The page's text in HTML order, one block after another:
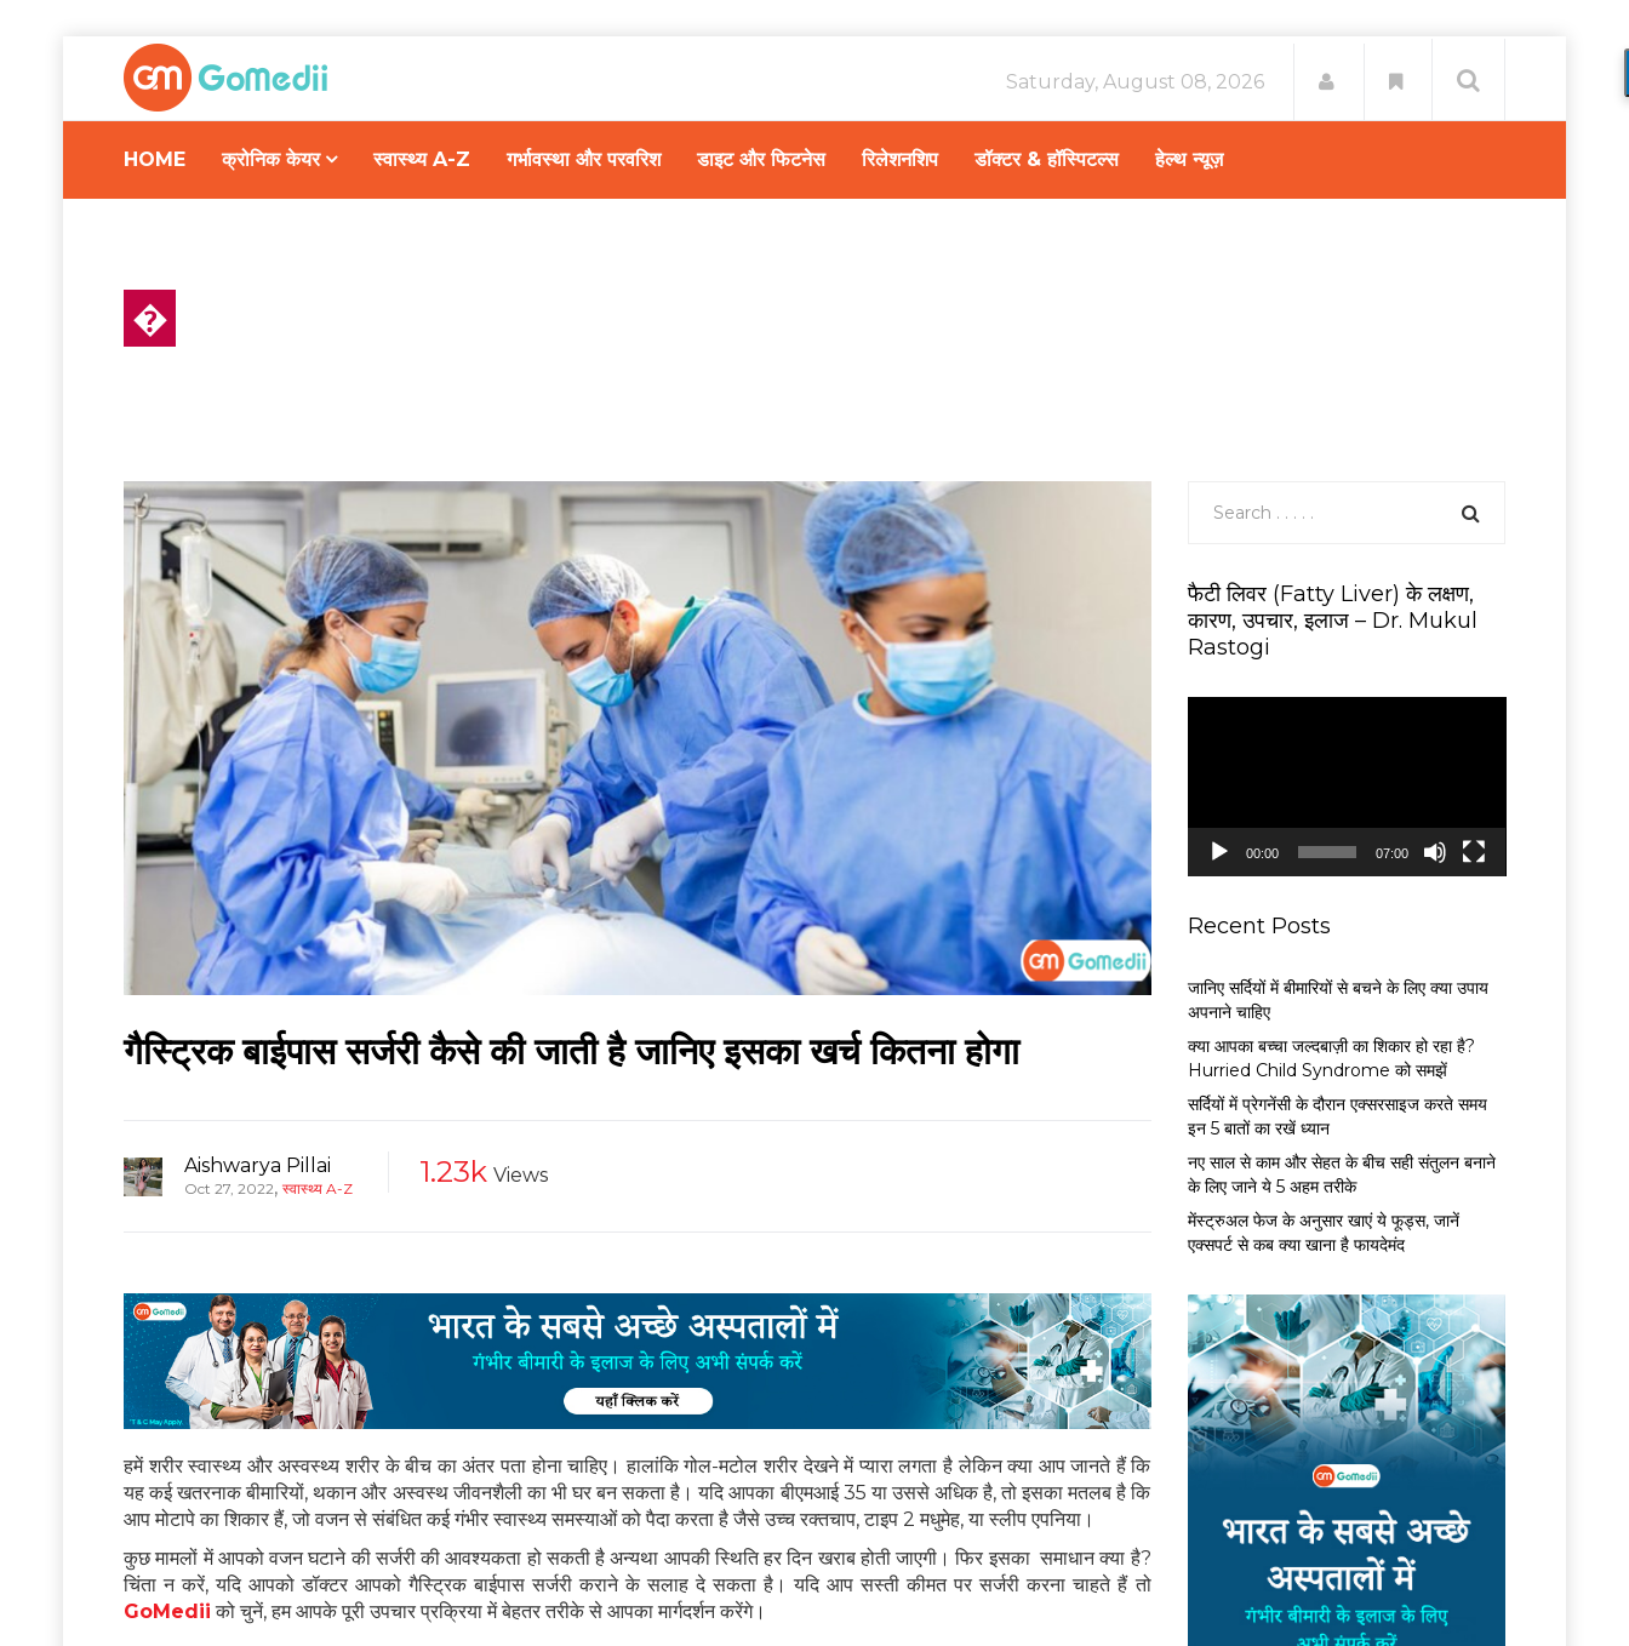
Saturday, August 08, 2026
HOME क्रोनिक केयर स्वास्थ्य A-Z गर्भावस्था और परवरिश डाइट और फिटनेस रिलेशनशिप डॉक्टर & हॉस्पिटल्स हेल्थ न्यूज़
�
गैस्ट्रिक बाईपास सर्जरी कैसे की जाती है जानिए इसका खर्च कितना होगा
Aishwarya Pillai
Oct 27, 2022, स्वास्थ्य A-Z 1.23k Views
हमें शरीर स्वास्थ्य और अस्वस्थ्य शरीर के बीच का अंतर पता होना चाहिए। हालांकि गोल-मटोल शरीर देखने में प्यारा लगता है लेकिन क्या आप जानते हैं कि
यह कई खतरनाक बीमारियों, थकान और अस्वस्थ जीवनशैली का भी घर बन सकता है। यदि आपका बीएमआई 35 या उससे अधिक है, तो इसका मतलब है कि
आप मोटापे का शिकार हैं, जो वजन से संबंधित कई गंभीर स्वास्थ्य समस्याओं को पैदा करता है जैसे उच्च रक्तचाप, टाइप 2 मधुमेह, या स्लीप एपनिया।
कुछ मामलों में आपको वजन घटाने की सर्जरी की आवश्यकता हो सकती है अन्यथा आपकी स्थिति हर दिन खराब होती जाएगी। फिर इसका समाधान क्या है?
चिंता न करें, यदि आपको डॉक्टर आपको गैस्ट्रिक बाईपास सर्जरी कराने के सलाह दे सकता है। यदि आप सस्ती कीमत पर सर्जरी करना चाहते हैं तो
GoMedii को चुनें, हम आपके पूरी उपचार प्रक्रिया में बेहतर तरीके से आपका मार्गदर्शन करेंगे।
फैटी लिवर (Fatty Liver) के लक्षण,
कारण, उपचार, इलाज – Dr. Mukul
Rastogi
y
00:00 07:00
Recent Posts
जानिए सर्दियों में बीमारियों से बचने के लिए क्या उपाय
अपनाने चाहिए
क्या आपका बच्चा जल्दबाज़ी का शिकार हो रहा है?
Hurried Child Syndrome को समझें
सर्द‍ियों में प्रेगनेंसी के दौरान एक्सरसाइज करते समय
इन 5 बातों का रखें ध्यान
नए साल से काम और सेहत के बीच सही संतुलन बनाने
के लिए जाने ये 5 अहम तरीके
मेंस्ट्रुअल फेज के अनुसार खाएं ये फूड्स, जानें
एक्सपर्ट से कब क्या खाना है फायदेमंद